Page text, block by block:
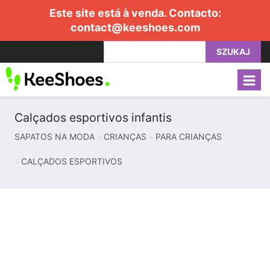
Este site está à venda. Contacto:
contact@keeshoes.com
SZUKAJ
Calçados esportivos infantis
SAPATOS NA MODA CRIANÇAS PARA CRIANÇAS
CALÇADOS ESPORTIVOS